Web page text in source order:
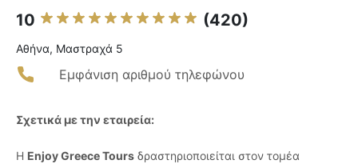
10 (420)
Αθήνα, Μαστραχά 5
Εμφάνιση αριθμού τηλεφώνου
Σχετικά με την εταιρεία:
Η Enjoy Greece Tours δραστηριοποιείται στον τομέα